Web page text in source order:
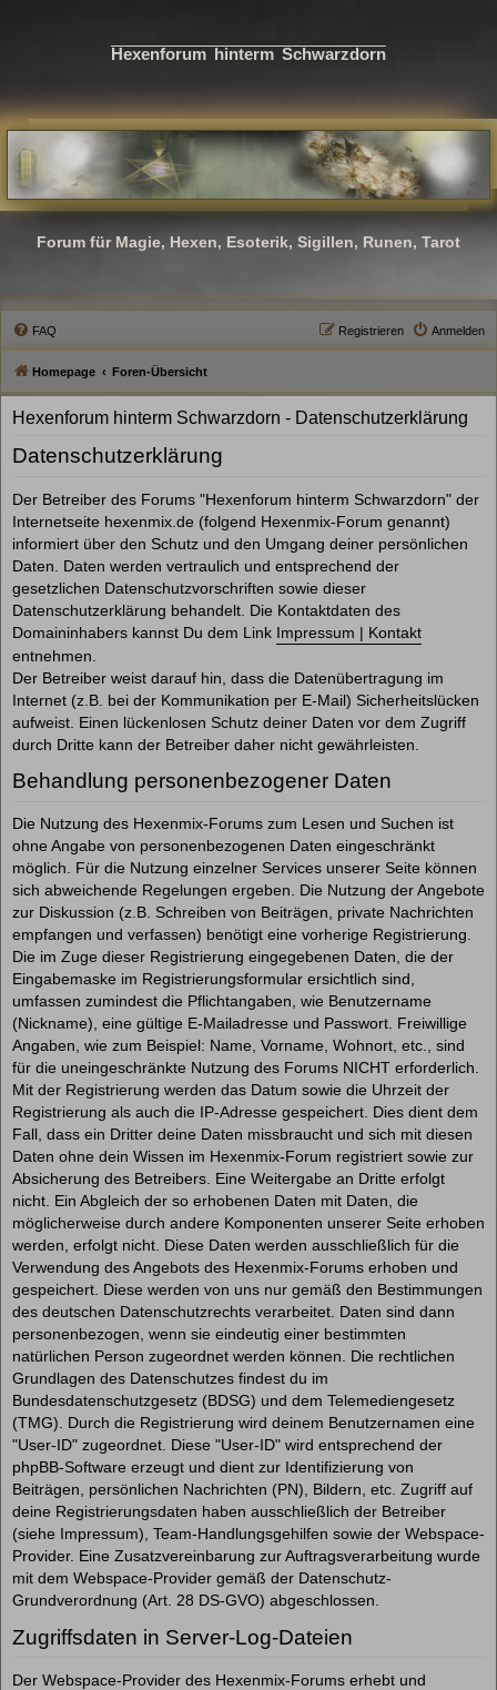
Hexenforum hinterm Schwarzdorn
Forum für Magie, Hexen, Esoterik, Sigillen, Runen, Tarot
FAQ Anmelden
Registrieren
Homepage Foren-Übersicht
Hexenforum hinterm Schwarzdorn - Datenschutzerklärung
Datenschutzerklärung
Der Betreiber des Forums "Hexenforum hinterm Schwarzdorn" der
Internetseite hexenmix.de (folgend Hexenmix-Forum genannt)
informiert über den Schutz und den Umgang deiner persönlichen
Daten. Daten werden vertraulich und entsprechend der
gesetzlichen Datenschutzvorschriften sowie dieser
Datenschutzerklärung behandelt. Die Kontaktdaten des
Domaininhabers kannst Du dem Link Impressum | Kontakt
entnehmen.
Der Betreiber weist darauf hin, dass die Datenübertragung im
Internet (z.B. bei der Kommunikation per E-Mail) Sicherheitslücken
aufweist. Einen lückenlosen Schutz deiner Daten vor dem Zugriff
durch Dritte kann der Betreiber daher nicht gewährleisten.
Behandlung personenbezogener Daten
Die Nutzung des Hexenmix-Forums zum Lesen und Suchen ist
ohne Angabe von personenbezogenen Daten eingeschränkt
möglich. Für die Nutzung einzelner Services unserer Seite können
sich abweichende Regelungen ergeben. Die Nutzung der Angebote
zur Diskussion (z.B. Schreiben von Beiträgen, private Nachrichten
empfangen und verfassen) benötigt eine vorherige Registrierung.
Die im Zuge dieser Registrierung eingegebenen Daten, die der
Eingabemaske im Registrierungsformular ersichtlich sind,
umfassen zumindest die Pflichtangaben, wie Benutzername
(Nickname), eine gültige E-Mailadresse und Passwort. Freiwillige
Angaben, wie zum Beispiel: Name, Vorname, Wohnort, etc., sind
für die uneingeschränkte Nutzung des Forums NICHT erforderlich.
Mit der Registrierung werden das Datum sowie die Uhrzeit der
Registrierung als auch die IP-Adresse gespeichert. Dies dient dem
Fall, dass ein Dritter deine Daten missbraucht und sich mit diesen
Daten ohne dein Wissen im Hexenmix-Forum registriert sowie zur
Absicherung des Betreibers. Eine Weitergabe an Dritte erfolgt
nicht. Ein Abgleich der so erhobenen Daten mit Daten, die
möglicherweise durch andere Komponenten unserer Seite erhoben
werden, erfolgt nicht. Diese Daten werden ausschließlich für die
Verwendung des Angebots des Hexenmix-Forums erhoben und
gespeichert. Diese werden von uns nur gemäß den Bestimmungen
des deutschen Datenschutzrechts verarbeitet. Daten sind dann
personenbezogen, wenn sie eindeutig einer bestimmten
natürlichen Person zugeordnet werden können. Die rechtlichen
Grundlagen des Datenschutzes findest du im
Bundesdatenschutzgesetz (BDSG) und dem Telemediengesetz
(TMG). Durch die Registrierung wird deinem Benutzernamen eine
"User-ID" zugeordnet. Diese "User-ID" wird entsprechend der
phpBB-Software erzeugt und dient zur Identifizierung von
Beiträgen, persönlichen Nachrichten (PN), Bildern, etc. Zugriff auf
deine Registrierungsdaten haben ausschließlich der Betreiber
(siehe Impressum), Team-Handlungsgehilfen sowie der Webspace-
Provider. Eine Zusatzvereinbarung zur Auftragsverarbeitung wurde
mit dem Webspace-Provider gemäß der Datenschutz-
Grundverordnung (Art. 28 DS-GVO) abgeschlossen.
Zugriffsdaten in Server-Log-Dateien
Der Webspace-Provider des Hexenmix-Forums erhebt und